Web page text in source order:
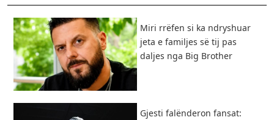
Miri rrëfen si ka ndryshuar
jeta e familjes së tij pas
daljes nga Big Brother
Gjesti falënderon fansat: